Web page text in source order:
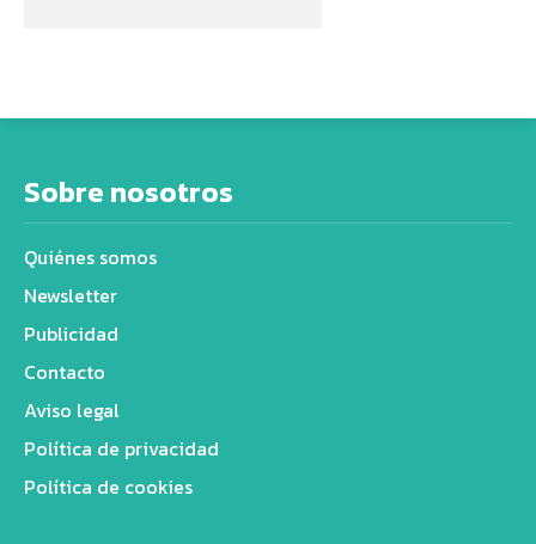
Sobre nosotros
Quiénes somos
Newsletter
Publicidad
Contacto
Aviso legal
Política de privacidad
Política de cookies